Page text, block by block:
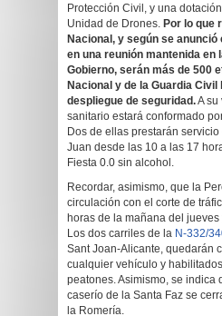
Protección Civil, y una
Unidad de Drones. Por lo que
Nacional, y según se anunció
en una reunión mantenida en
Gobierno, serán más de 500
Nacional y de la Guardia
despliegue de seguridad.A su
sanitario estará conformado
Dos de ellas prestarán
Juan desde las 10 a las 17
Fiesta 0.0 sin alcohol.
Recordar, asimismo, que la
circulación con el corte de
horas de la mañana del jueves
Los dos carriles de la N-332/
Sant Joan-Alicante, quedarán
cualquier vehículo y
peatones. Asimismo, se indica
caserío de la Santa Faz se
la Romería.